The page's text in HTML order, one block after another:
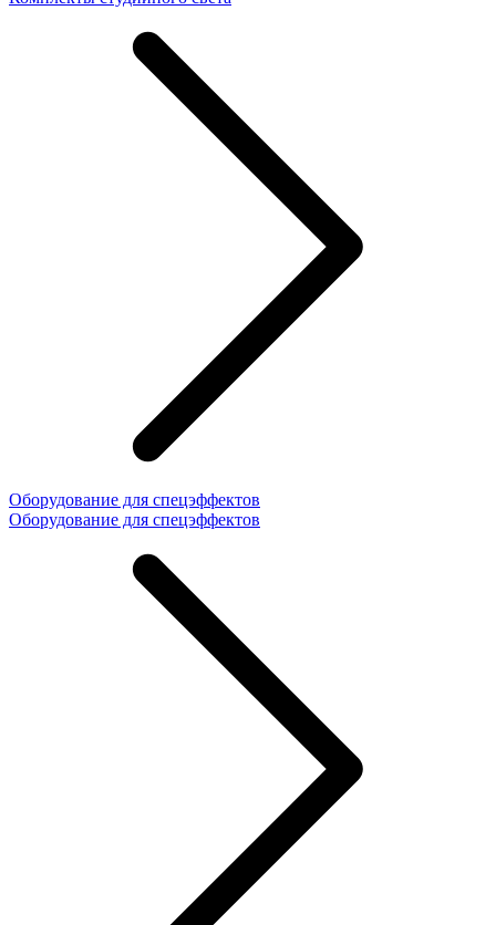
Оборудование для спецэффектов
Оборудование для спецэффектов